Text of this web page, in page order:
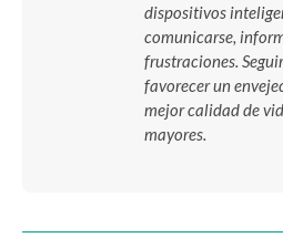
dispositivos
comunicarse,
frustraciones.
favorecer un
mejor calidad de
mayores.